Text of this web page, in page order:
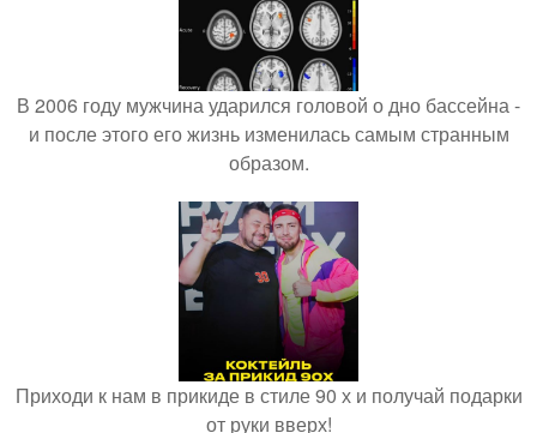
В 2006 году мужчина ударился головой о дно бассейна -
и после этого его жизнь изменилась самым странным
образом.
Приходи к нам в прикиде в стиле 90 х и получай подарки
от руки вверх!